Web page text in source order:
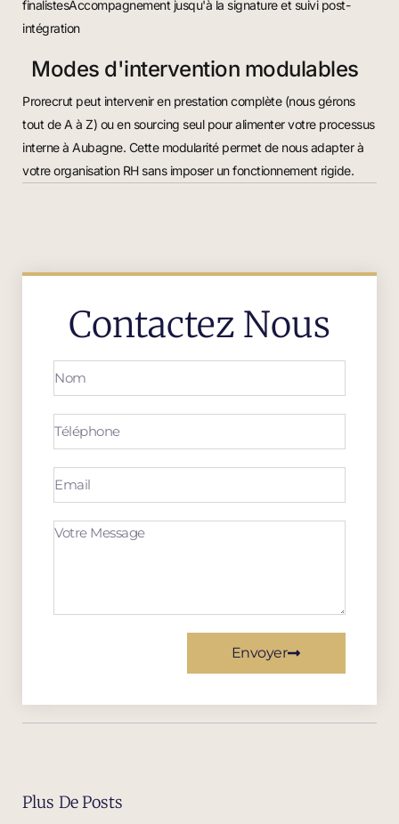
finalistesAccompagnement jusqu'à la signature et suivi post-
intégration
Modes d'intervention modulables
Prorecrut peut intervenir en prestation complète (nous gérons
tout de A à Z) ou en sourcing seul pour alimenter votre processus
interne à Aubagne. Cette modularité permet de nous adapter à
votre organisation RH sans imposer un fonctionnement rigide.
Contactez Nous
Envoyer
Plus De Posts